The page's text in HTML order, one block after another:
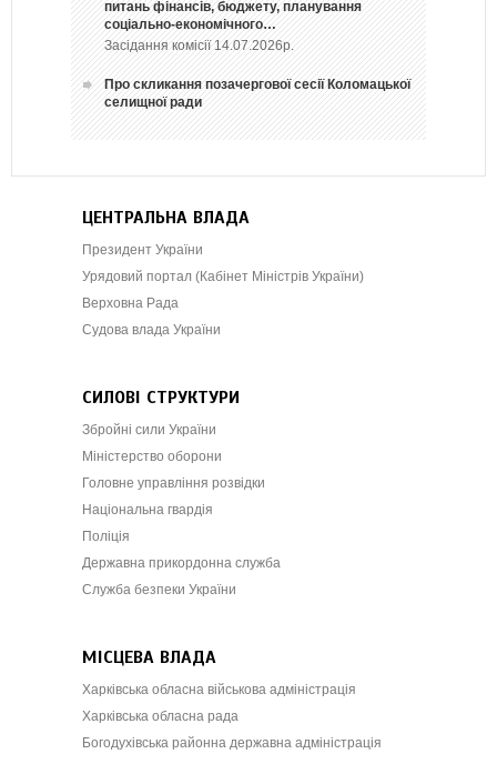
питань фінансів, бюджету, планування
соціально-економічного…
Засідання комісії 14.07.2026р.
Про скликання позачергової сесії Коломацької
селищної ради
ЦЕНТРАЛЬНА ВЛАДА
Президент України
Урядовий портал (Кабінет Міністрів України)
Верховна Рада
Судова влада України
СИЛОВІ СТРУКТУРИ
Збройні сили України
Міністерство оборони
Головне управління розвідки
Національна гвардія
Поліція
Державна прикордонна служба
Служба безпеки України
МІСЦЕВА ВЛАДА
Харківська обласна військова адміністрація
Харківська обласна рада
Богодухівська районна державна адміністрація